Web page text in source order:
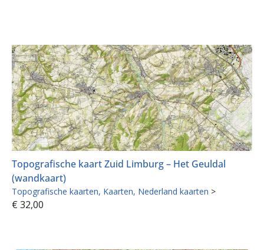
Topografische kaart Zuid Limburg – Het Geuldal
(wandkaart)
Topografische kaarten Kaarten Nederland kaarten >
€ 32,00